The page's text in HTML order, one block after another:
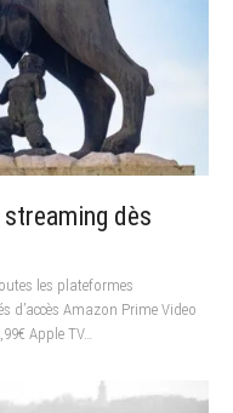
dès
les plateformes
Amazon Prime Video
Apple TV…